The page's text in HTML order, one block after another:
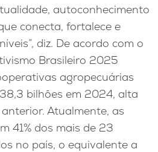
autoconhecimento
conecta, fortalece e
diz. De acordo com o
Brasileiro 2025
agropecuárias
bilhões em 2024, alta
Atualmente, as
41% dos mais de 23
no país, o equivalente a